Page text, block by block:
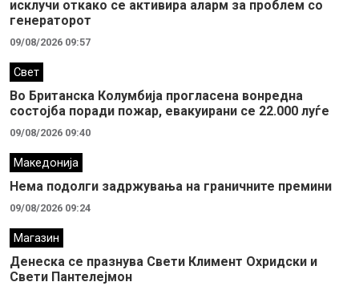
исклучи откако се активира аларм за проблем со
генераторот
09/08/2026 09:57
Свет
Во Британска Колумбија прогласена вонредна
состојба поради пожар, евакуирани се 22.000 луѓе
09/08/2026 09:40
Македонија
Нема подолги задржувања на граничните премини
09/08/2026 09:24
Магазин
Денеска се празнува Свети Климент Охридски и
Свети Пантелејмон